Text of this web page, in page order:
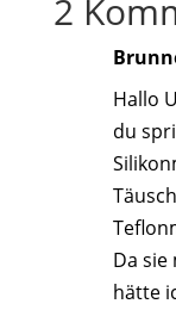
2
Hallo
du
Da
hätte